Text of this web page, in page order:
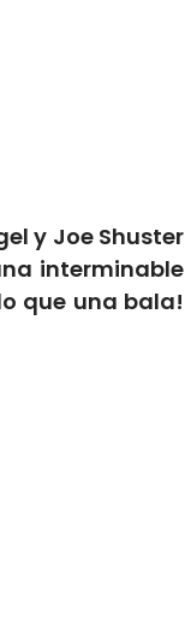
y Joe Shuster
interminable
que una bala!